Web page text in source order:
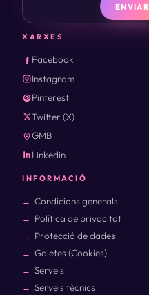
ENVIAR
XARXES
Facebook
Instagram
Pinterest
Twitter (X)
GMB
Linkedin
INFORMACIÓ
Condicions generals
Política de privacitat
Protecció de dades
Galetes (Cookies)
Serveis
Serveis tècnics